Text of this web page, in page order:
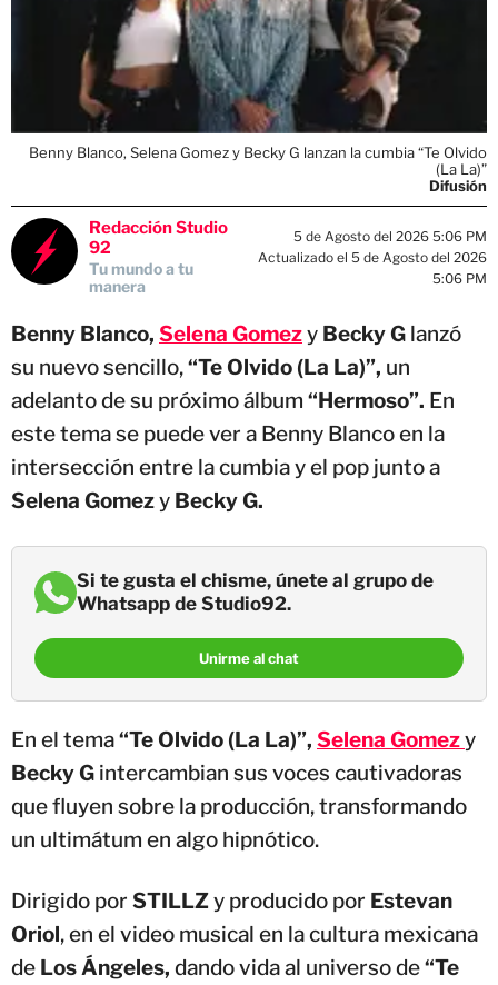
Benny Blanco, Selena Gomez y Becky G lanzan la cumbia “Te Olvido
(La La)”
Difusión
Redacción Studio
92
Tu mundo a tu
manera
5 de Agosto del 2026 5:06 PM
Actualizado el 5 de Agosto del 2026
5:06 PM
Benny Blanco, Selena Gomezy Becky G lanzó
su nuevo sencillo,“Te Olvido (La La)”, un
adelanto de su próximo álbum “Hermoso”. En
este tema se puede ver a Benny Blanco en la
intersección entre la cumbia y el pop junto a
Selena Gomezy Becky G.
Si te gusta el chisme, únete al grupo de
Whatsapp de Studio92.
Unirme al chat
En el tema“Te Olvido (La La)”, Selena Gomezy
Becky G intercambian sus voces cautivadoras
que fluyen sobre la producción, transformando
un ultimátum en algo hipnótico.
Dirigido por STILLZy producido por Estevan
Oriol, en el video musical en la cultura mexicana
de Los Ángeles, dando vida al universo de“Te